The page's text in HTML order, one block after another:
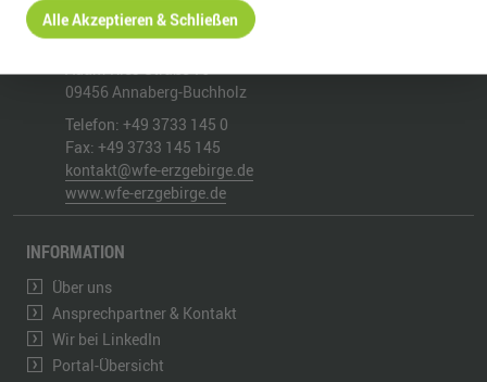
WIRTSCHAFTSFÖRDERUNG ERZGEBIRGE GMBH
Adam-Ries-Straße 16
09456 Annaberg-Buchholz
Telefon: +49 3733 145 0
Fax: +49 3733 145 145
kontakt@wfe-erzgebirge.de
www.wfe-erzgebirge.de
INFORMATION
Über uns
Ansprechpartner & Kontakt
Wir bei LinkedIn
Portal-Übersicht
Alle Akzeptieren & Schließen